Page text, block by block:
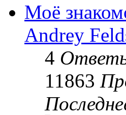
Моё
Andrey
4
11863